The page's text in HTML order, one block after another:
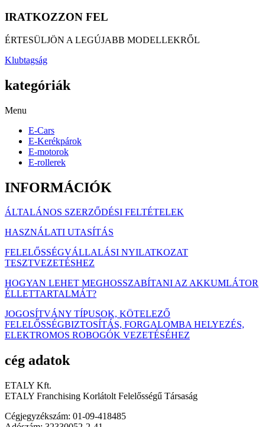
IRATKOZZON FEL
ÉRTESÜLJÖN A LEGÚJABB MODELLEKRŐL
Klubtagság
kategóriák
Menu
E-Cars
E-Kerékpárok
E-motorok
E-rollerek
INFORMÁCIÓK
ÁLTALÁNOS SZERZŐDÉSI FELTÉTELEK
HASZNÁLATI UTASÍTÁS
FELELŐSSÉGVÁLLALÁSI NYILATKOZAT
TESZTVEZETÉSHEZ
HOGYAN LEHET MEGHOSSZABÍTANI AZ AKKUMLÁTOR
ÉLLETTARTALMÁT?
JOGOSÍTVÁNY TÍPUSOK, KÖTELEZŐ
FELELŐSSÉGBIZTOSÍTÁS, FORGALOMBA HELYEZÉS,
ELEKTROMOS ROBOGÓK VEZETÉSÉHEZ
cég adatok
ETALY Kft.
ETALY Franchising Korlátolt Felelősségű Társaság
Cégjegyzékszám: 01-09-418485